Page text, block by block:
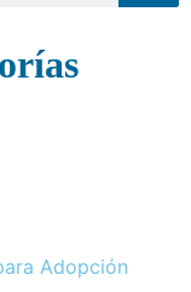
Adopción